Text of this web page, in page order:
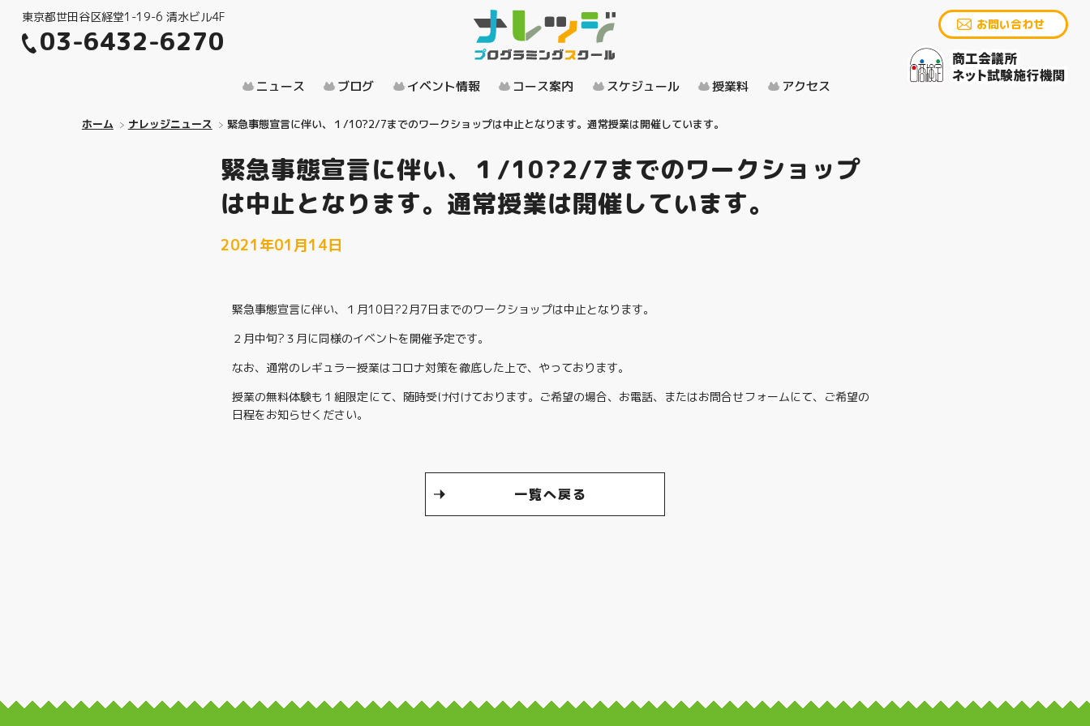
東京都世田谷区経堂1-19-6 清水ビル4F
03-6432-6270
お問い合わせ
ニュース ブログ イベント情報 コース案内 スケジュール 授業料 アクセス
ホーム ナレッジニュース 緊急事態宣言に伴い、１/10?2/7までのワークショップは中止となります。通常授業は開催しています。
緊急事態宣言に伴い、１/10?2/7までのワークショップ
は中止となります。通常授業は開催しています。
2021年01月14日
緊急事態宣言に伴い、１月10日?2月7日までのワークショップは中止となります。
２月中旬?３月に同様のイベントを開催予定です。
なお、通常のレギュラー授業はコロナ対策を徹底した上で、やっております。
授業の無料体験も１組限定にて、随時受け付けております。ご希望の場合、お電話、またはお問合せフォームにて、ご希望の
日程をお知らせください。
一覧へ戻る